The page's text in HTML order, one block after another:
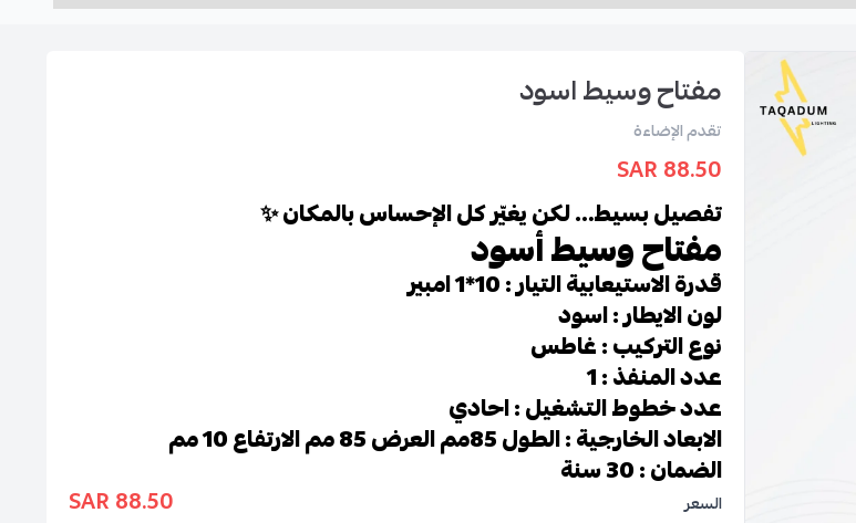
مفتاح وسيط اسود
تقدم الإضاءة
88.50 SAR
تفصيل بسيط… لكن يغيّر كل الإحساس بالمكان ✨
مفتاح وسيط أسود
قدرة الاستيعابية التيار : 10*1 امبير
لون الايطار : اسود
نوع التركيب : غاطس
عدد المنفذ : 1
عدد خطوط التشغيل : احادي
الابعاد الخارجية : الطول 85مم العرض 85 مم الارتفاع 10 مم
الضمان : 30 سنة
السعر 88.50 SAR